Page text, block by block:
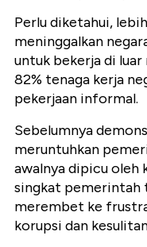
Perlu diketahui,
meninggalkan
untuk bekerja di luar
82% tenaga kerja
pekerjaan informal.
Sebelumnya
meruntuhkan
awalnya dipicu oleh
singkat pemerintah
merembet ke
korupsi dan